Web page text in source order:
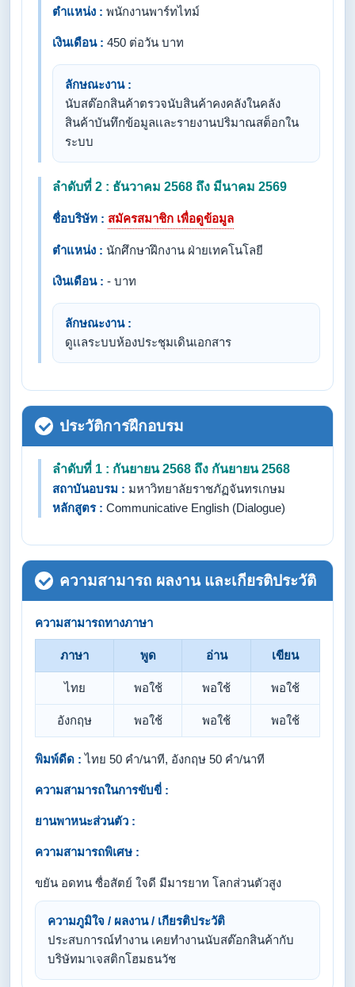
ตำแหน่ง : พนักงานพาร์ทไทม์
เงินเดือน : 450 ต่อวัน บาท
ลักษณะงาน :
นับสต๊อกสินค้าตรวจนับสินค้าคงคลังในคลัง
สินค้าบันทึกข้อมูลเเละรายงานปริมาณสต็อกใน
ระบบ
ลำดับที่ 2 : ธันวาคม 2568 ถึง มีนาคม 2569
ชื่อบริษัท : สมัครสมาชิก เพื่อดูข้อมูล
ตำแหน่ง : นักศึกษาฝึกงาน ฝ่ายเทคโนโลยี
เงินเดือน : - บาท
ลักษณะงาน :
ดูเเลระบบห้องประชุมเดินเอกสาร
ประวัติการฝึกอบรม
ลำดับที่ 1 : กันยายน 2568 ถึง กันยายน 2568
สถาบันอบรม : มหาวิทยาลัยราชภัฏจันทรเกษม
หลักสูตร : Communicative English (Dialogue)
ความสามารถ ผลงาน และเกียรติประวัติ
ความสามารถทางภาษา
ภาษา พูด อ่าน เขียน
ไทย พอใช้ พอใช้ พอใช้
อังกฤษ พอใช้ พอใช้ พอใช้
พิมพ์ดีด : ไทย 50 คำ/นาที, อังกฤษ 50 คำ/นาที
ความสามารถในการขับขี่ :
ยานพาหนะส่วนตัว :
ความสามารถพิเศษ :
ขยัน อดทน ซื่อสัตย์ ใจดี มีมารยาท โลกส่วนตัวสูง
ความภูมิใจ / ผลงาน / เกียรติประวัติ
ประสบการณ์ทำงาน เคยทำงานนับสต๊อกสินค้ากับ
บริษัทมาเจสติกโฮมธนวัช